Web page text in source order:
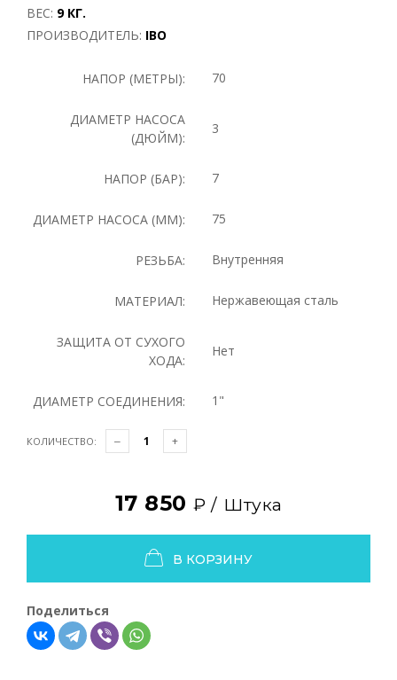
ВЕС: 9 КГ.
ПРОИЗВОДИТЕЛЬ: IBO
НАПОР (МЕТРЫ): 70
ДИАМЕТР НАСОСА
(ДЮЙМ):
3
НАПОР (БАР): 7
ДИАМЕТР НАСОСА (ММ): 75
РЕЗЬБА: Внутренняя
МАТЕРИАЛ: Нержавеющая сталь
ЗАЩИТА ОТ СУХОГО
ХОДА:
Нет
ДИАМЕТР СОЕДИНЕНИЯ: 1"
КОЛИЧЕСТВО:
17 850 ₽ / Штука
В КОРЗИНУ
Поделиться